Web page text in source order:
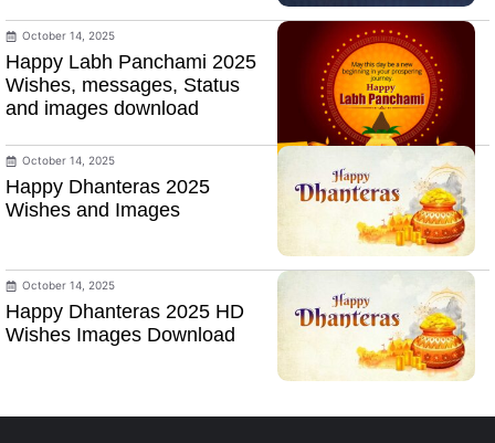
October 14, 2025
Happy Labh Panchami 2025
Wishes, messages, Status
and images download
October 14, 2025
Happy Dhanteras 2025
Wishes and Images
October 14, 2025
Happy Dhanteras 2025 HD
Wishes Images Download